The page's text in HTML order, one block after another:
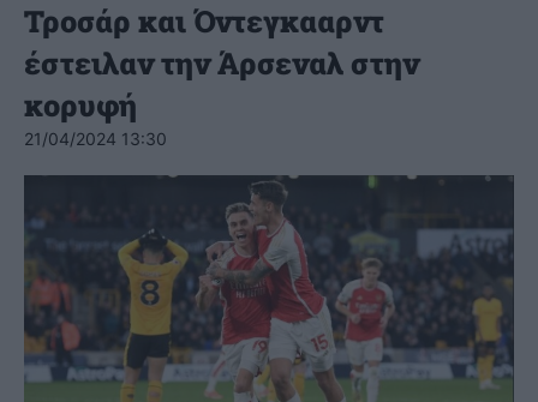
Τροσάρ και Όντεγκααρντ
έστειλαν την Άρσεναλ στην
κορυφή
21/04/2024 13:30